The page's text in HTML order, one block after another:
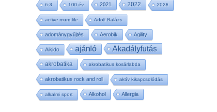
6:3 100 év 2021 2022 2028
active mum life Adolf Balázs
adománygyűjtés Aerobik Agility
Aikido ajánló Akadályfutás
akrobatika akrobatikus kosárlabda
akrobatikus rock and roll aktív kikapcsolódás
alkalmi sport Alkohol Allergia